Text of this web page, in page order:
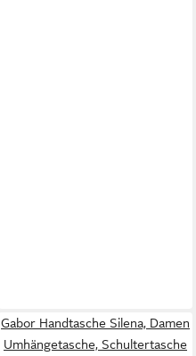
Gabor Handtasche Silena, Damen
Umhängetasche, Schultertasche